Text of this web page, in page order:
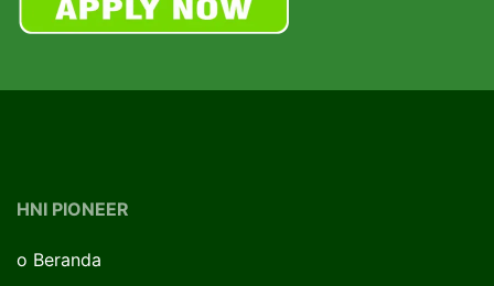
HNI PIONEER
o Beranda